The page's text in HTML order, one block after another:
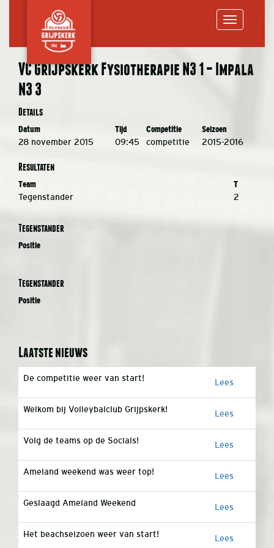
VC Grijpskerk Fysiotherapie N3 1 – Impala
N3 3
Details
Datum Tijd Competitie Seizoen
28 november 2015 09:45 competitie 2015-2016
Resultaten
Team T
Tegenstander 2
Tegenstander
Positie
Tegenstander
Positie
Laatste nieuws
De competitie weer van start! Lees
Welkom bij Volleybalclub Grijpskerk! Lees
Volg de teams op de Socials! Lees
Ameland weekend was weer top! Lees
Geslaagd Ameland Weekend Lees
Het beachseizoen weer van start! Lees